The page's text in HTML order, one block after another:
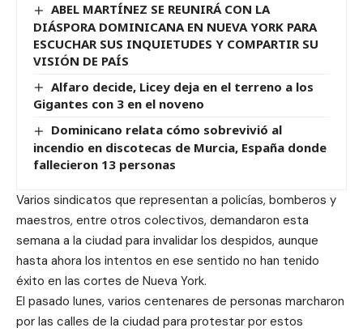
ABEL MARTÍNEZ SE REUNIRÁ CON LA
DIÁSPORA DOMINICANA EN NUEVA YORK PARA
ESCUCHAR SUS INQUIETUDES Y COMPARTIR SU
VISIÓN DE PAÍS
Alfaro decide, Licey deja en el terreno a los
Gigantes con 3 en el noveno
Dominicano relata cómo sobrevivió al
incendio en discotecas de Murcia, España donde
fallecieron 13 personas
Varios sindicatos que representan a policías, bomberos y
maestros, entre otros colectivos, demandaron esta
semana a la ciudad para invalidar los despidos, aunque
hasta ahora los intentos en ese sentido no han tenido
éxito en las cortes de Nueva York.
El pasado lunes, varios centenares de personas marcharon
por las calles de la ciudad para protestar por estos